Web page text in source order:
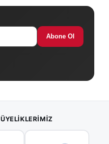
Abone Ol
ÜYELIKLERIMIZ